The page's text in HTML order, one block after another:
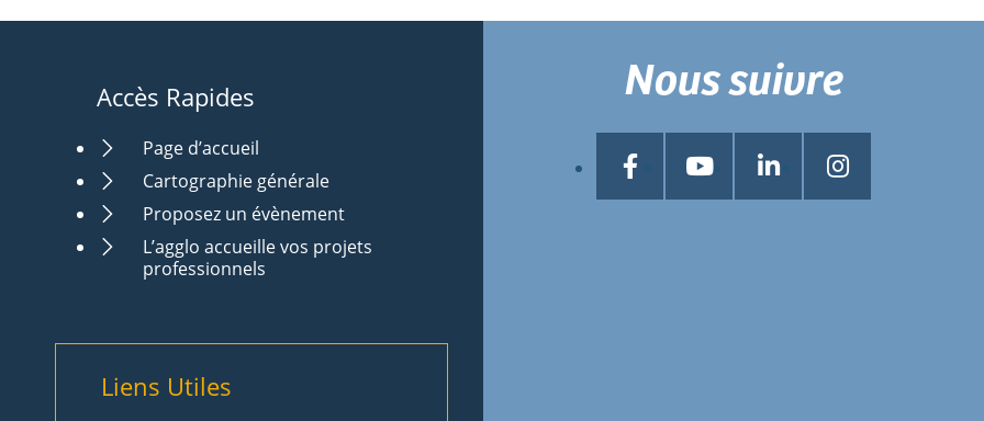
Accès Rapides
Page d’accueil
Cartographie générale
Proposez un évènement
L’agglo accueille vos projets
professionnels
Liens Utiles
Nous suivre